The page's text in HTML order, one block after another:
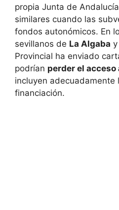
propia Junta de
similares cuando las
fondos autonómicos. En
sevillanos de La Algaba y
Provincial ha enviado
podrían perder el
incluyen adecuadamente
financiación.